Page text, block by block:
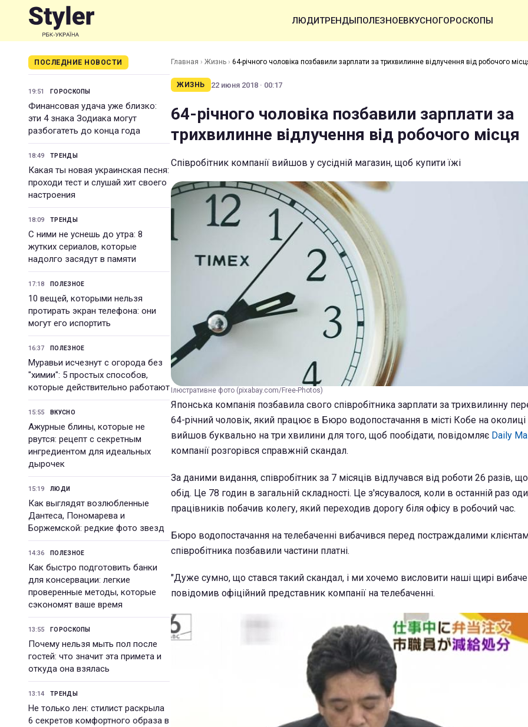
ЛЮДИТРЕНДЫПОЛЕЗНОЕВКУСНОГОРОСКОПЫ
ПОСЛЕДНИЕ НОВОСТИ
19:51 ГОРОСКОПЫ
Финансовая удача уже близко:
эти 4 знака Зодиака могут
разбогатеть до конца года
18:49 ТРЕНДЫ
Какая ты новая украинская песня:
проходи тест и слушай хит своего
настроения
18:09 ТРЕНДЫ
С ними не уснешь до утра: 8
жутких сериалов, которые
надолго засядут в памяти
17:18 ПОЛЕЗНОЕ
10 вещей, которыми нельзя
протирать экран телефона: они
могут его испортить
16:37 ПОЛЕЗНОЕ
Муравьи исчезнут с огорода без
"химии": 5 простых способов,
которые действительно работают
15:55 ВКУСНО
Ажурные блины, которые не
рвутся: рецепт с секретным
ингредиентом для идеальных
дырочек
15:19 ЛЮДИ
Как выглядят возлюбленные
Дантеса, Пономарева и
Боржемской: редкие фото звезд
14:36 ПОЛЕЗНОЕ
Как быстро подготовить банки
для консервации: легкие
проверенные методы, которые
сэкономят ваше время
13:55 ГОРОСКОПЫ
Почему нельзя мыть пол после
гостей: что значит эта примета и
откуда она взялась
13:14 ТРЕНДЫ
Не только лен: стилист раскрыла
6 секретов комфортного образа в
Главная › Жизнь › 64-річного чоловіка позбавили зарплати за трихвилинне відлучення від робочого
ЖИЗНЬ 22 июня 2018 · 00:17
64-річного чоловіка позбавили зарплати за
трихвилинне відлучення від робочого місця
Співробітник компанії вийшов у сусідній магазин, щоб купити їжі
Ілюстративне фото (pixabay.com/Free-Photos)
Японська компанія позбавила свого співробітника зарплати за трихвилинну
64-річний чоловік, який працює в Бюро водопостачання в місті Кобе на
вийшов буквально на три хвилини для того, щоб пообідати, повідомляє Daily
компанії розгорівся справжній скандал.
За даними видання, співробітник за 7 місяців відлучався від роботи 26 разів,
обід. Це 78 годин в загальній складності. Це з'ясувалося, коли в останній раз
працівників побачив колегу, який переходив дорогу біля офісу в робочий час.
Бюро водопостачання на телебаченні вибачився перед постраждалими
співробітника позбавили частини платні.
"Дуже сумно, що стався такий скандал, і ми хочемо висловити наші щирі
повідомив офіційний представник компанії на телебаченні.